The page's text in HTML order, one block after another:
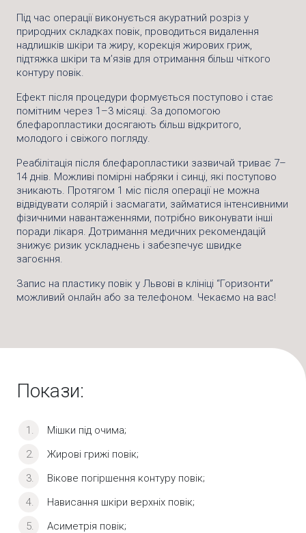
Під час операції виконується акуратний розріз у
природних складках повік, проводиться видалення
надлишків шкіри та жиру, корекція жирових гриж,
підтяжка шкіри та м’язів для отримання більш чіткого
контуру повік.
Ефект після процедури формується поступово і стає
помітним через 1–3 місяці. За допомогою
блефаропластики досягають більш відкритого,
молодого і свіжого погляду.
Реабілітація після блефаропластики зазвичай триває 7–
14 днів. Можливі помірні набряки і синці, які поступово
зникають. Протягом 1 міс після операції не можна
відвідувати солярій і засмагати, займатися інтенсивними
фізичними навантаженнями, потрібно виконувати інші
поради лікаря. Дотримання медичних рекомендацій
знижує ризик ускладнень і забезпечує швидке
загоєння.
Запис на пластику повік у Львові в клініці “Горизонти”
можливий онлайн або за телефоном. Чекаємо на вас!
Покази:
Мішки під очима;
Жирові грижі повік;
Вікове погіршення контуру повік;
Нависання шкіри верхніх повік;
Асиметрія повік;